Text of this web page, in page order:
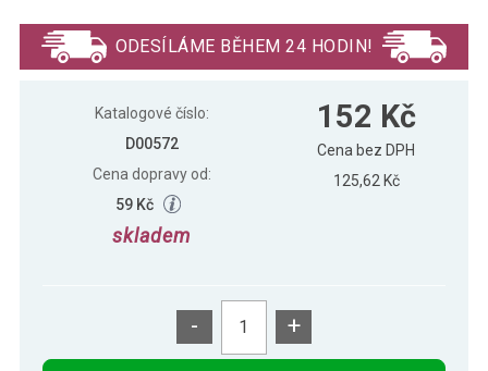
ODESÍLÁME BĚHEM 24 HODIN!
Katalogové číslo:
D00572
Cena dopravy od:
59 Kč
skladem
152 Kč
Cena bez DPH
125,62 Kč
- +